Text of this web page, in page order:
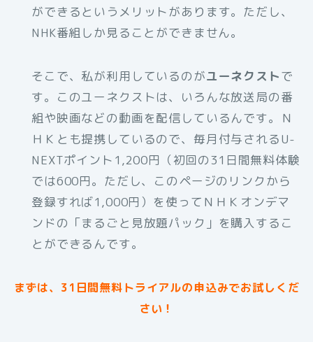
ができるというメリットがあります。ただし、
NHK番組しか見ることができません。
そこで、私が利用しているのがユーネクストで
す。このユーネクストは、いろんな放送局の番
組や映画などの動画を配信しているんです。Ｎ
ＨＫとも提携しているので、毎月付与されるU-
NEXTポイント1,200円（初回の31日間無料体験
では600円。ただし、このページのリンクから
登録すれば1,000円）を使ってＮＨＫオンデマ
ンドの「まるごと見放題パック」を購入するこ
とができるんです。
まずは、31日間無料トライアルの申込みでお試しくだ
さい！